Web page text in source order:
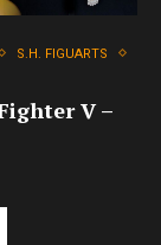
S.H. FIGUARTS
V –